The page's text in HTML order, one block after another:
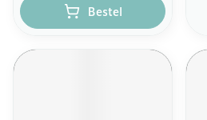
Bestel